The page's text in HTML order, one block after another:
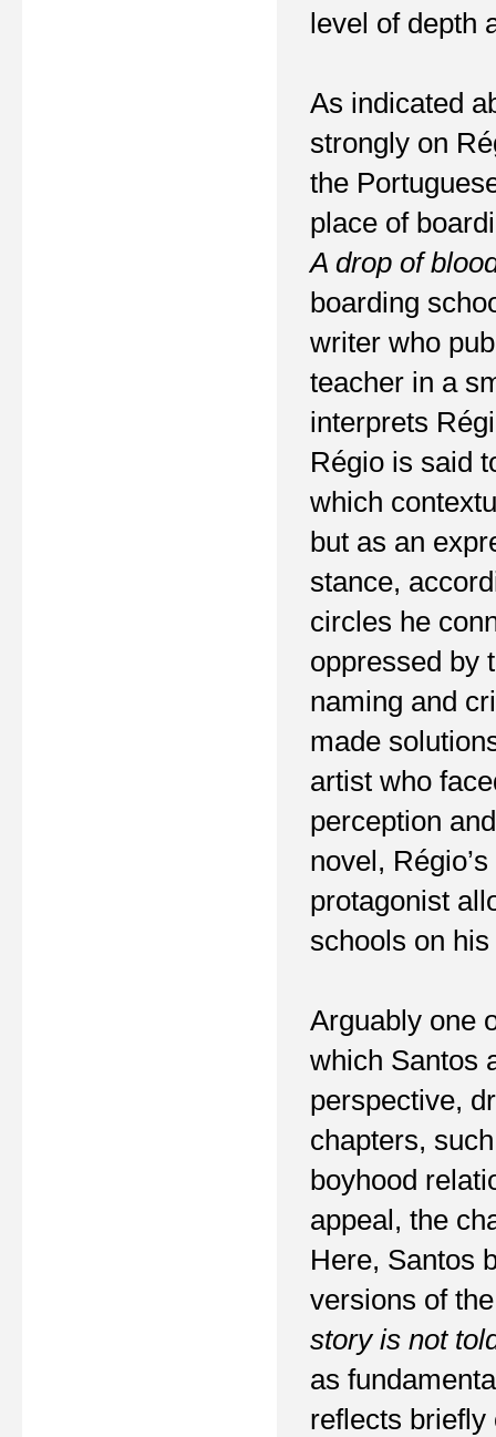
level of depth
As indicated
strongly on
the
place of
A drop of
boarding
writer who
teacher in a
interprets
Régio is said
which
but as an
stance,
circles he
oppressed by
naming and
made
artist who
perception
novel,
protagonist
schools on
Arguably one
which Santos
perspective,
chapters,
boyhood
appeal, the
Here, Santos
versions of
story is not
as
reflects briefly